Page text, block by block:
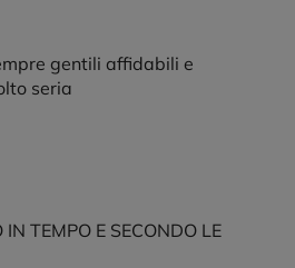
gentili affidabili e
seria
TEMPO E SECONDO LE